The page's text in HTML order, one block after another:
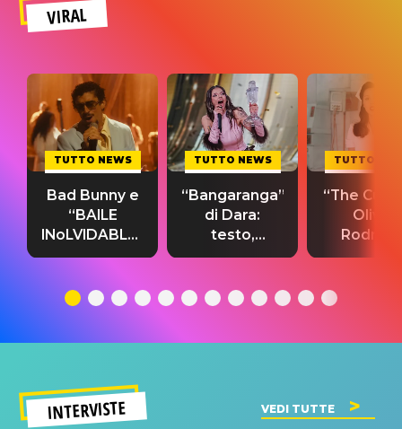
VIRAL
TUTTO NEWS
Bad Bunny e
“BAILE
INoLVIDABLE”:
testo,
significato
TUTTO NEWS
“Bangaranga”
di Dara:
testo,
traduzione e
del singolo
TUTTO
“The
Olivia
testo,
INTERVISTE VEDI TUTTE